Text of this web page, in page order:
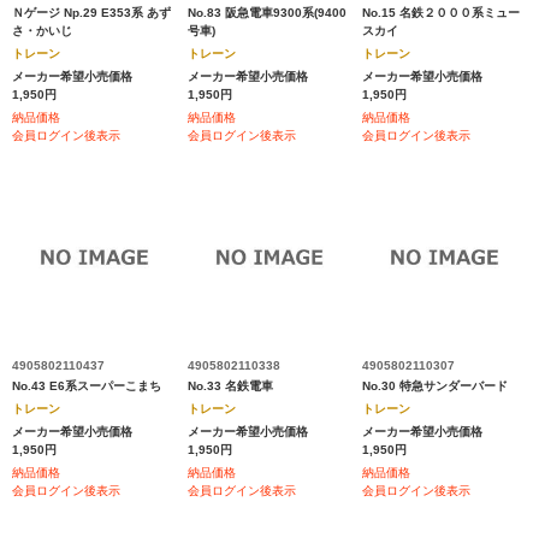
Ｎゲージ Np.29 E353系 あず
さ・かいじ
トレーン
メーカー希望小売価格
1,950円
納品価格
会員ログイン後表示
No.83 阪急電車9300系(9400
号車)
トレーン
メーカー希望小売価格
1,950円
納品価格
会員ログイン後表示
No.15 名鉄２０００系ミュー
スカイ
トレーン
メーカー希望小売価格
1,950円
納品価格
会員ログイン後表示
4905802110437
No.43 E6系スーパーこまち
トレーン
メーカー希望小売価格
1,950円
納品価格
会員ログイン後表示
4905802110338
No.33 名鉄電車
トレーン
メーカー希望小売価格
1,950円
納品価格
会員ログイン後表示
4905802110307
No.30 特急サンダーバード
トレーン
メーカー希望小売価格
1,950円
納品価格
会員ログイン後表示